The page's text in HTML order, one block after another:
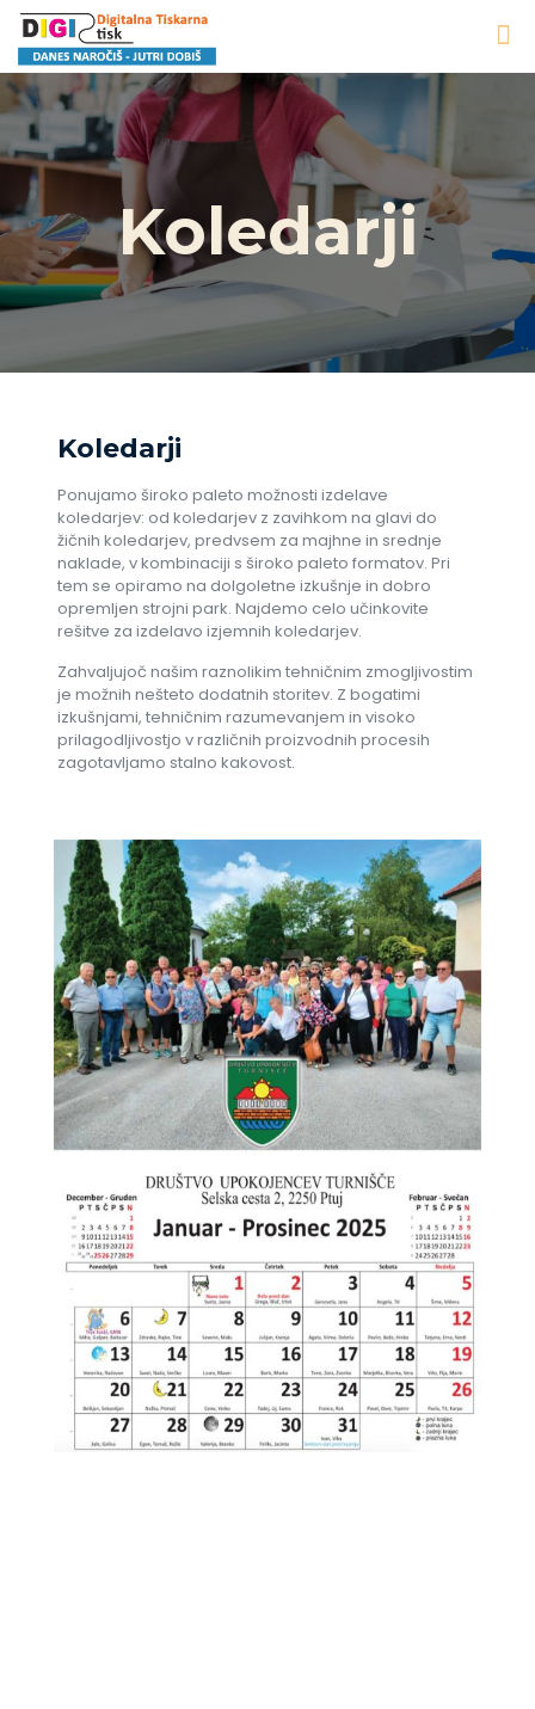
Koledarji
Koledarji
Ponujamo široko paleto možnosti izdelave
koledarjev: od koledarjev z zavihkom na glavi do
žičnih koledarjev, predvsem za majhne in srednje
naklade, v kombinaciji s široko paleto formatov. Pri
tem se opiramo na dolgoletne izkušnje in dobro
opremljen strojni park. Najdemo celo učinkovite
rešitve za izdelavo izjemnih koledarjev.
Zahvaljujoč našim raznolikim tehničnim zmogljivostim
je možnih nešteto dodatnih storitev. Z bogatimi
izkušnjami, tehničnim razumevanjem in visoko
prilagodljivostjo v različnih proizvodnih procesih
zagotavljamo stalno kakovost.